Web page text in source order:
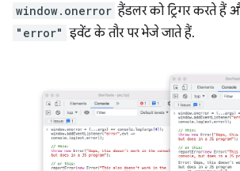
window.onerror हैंडलर को ट्रिगर करते हैं
"error" इवेंट के तौर पर भेजे जाते हैं.